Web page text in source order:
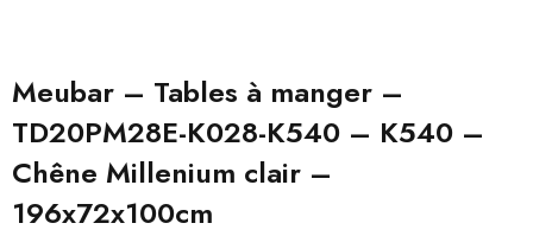
Meubar – Tables à manger –
TD20PM28E-K028-K540 – K540 –
Chêne Millenium clair –
196x72x100cm